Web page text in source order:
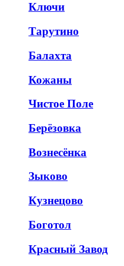
Ключи
Тарутино
Балахта
Кожаны
Чистое Поле
Берёзовка
Вознесёнка
Зыково
Кузнецово
Боготол
Красный Завод